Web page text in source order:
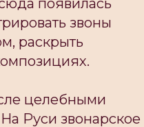
появилась
звоны
раскрыть
целебными
Руси звонарское